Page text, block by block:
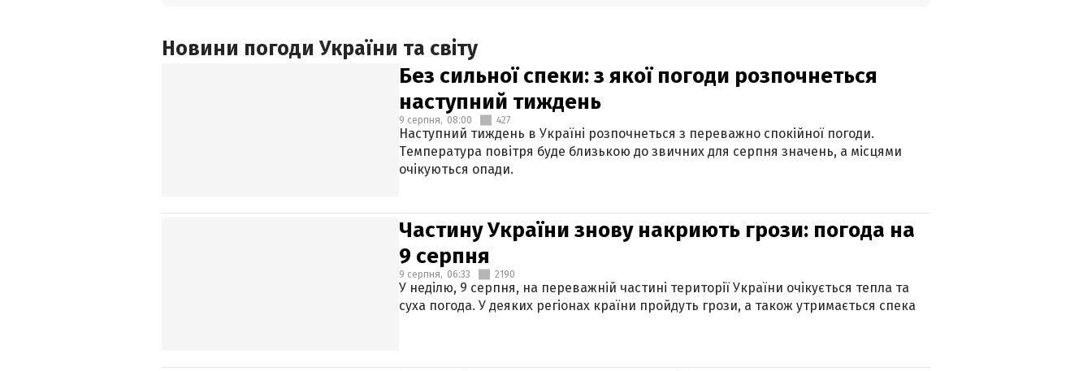
Новини погоди України та світу
Без сильної спеки: з якої погоди розпочнеться
наступний тиждень
9 серпня, 08:00 427
Наступний тиждень в Україні розпочнеться з переважно спокійної погоди.
Температура повітря буде близькою до звичних для серпня значень, а місцями
очікуються опади.
Частину України знову накриють грози: погода на
9 серпня
9 серпня, 06:33 2190
У неділю, 9 серпня, на переважній частині території України очікується тепла та
суха погода. У деяких регіонах країни пройдуть грози, а також утримається спека